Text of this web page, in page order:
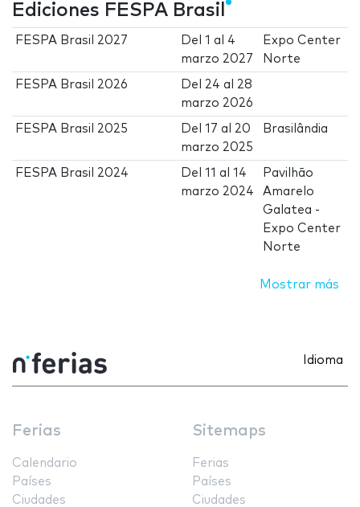
Ediciones FESPA Brasil
FESPA Brasil 2027 Del1 al 4
marzo 2027
Expo Center
Norte
FESPA Brasil 2026 Del 24 al 28
marzo 2026
FESPA Brasil 2025 Del17 al 20
marzo 2025
Brasilândia
FESPA Brasil 2024 Del11 al14
marzo 2024
Pavilhão
Amarelo
Galatea -
Expo Center
Norte
Mostrar más
Idioma
Ferias
Calendario
Países
Ciudades
Sitemaps
Ferias
Países
Ciudades